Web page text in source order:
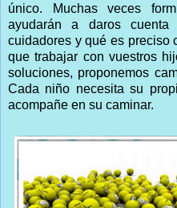
único. Muchas veces
ayudarán a daros
cuidadores y qué es preciso
que trabajar con vuestros
soluciones, proponemos
Cada niño necesita su
acompañe en su caminar.